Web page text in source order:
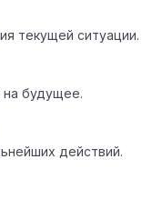
текущей ситуации.
на будущее.
действий.